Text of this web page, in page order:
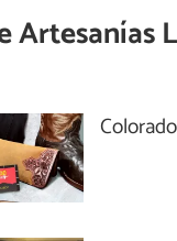
Artesanías